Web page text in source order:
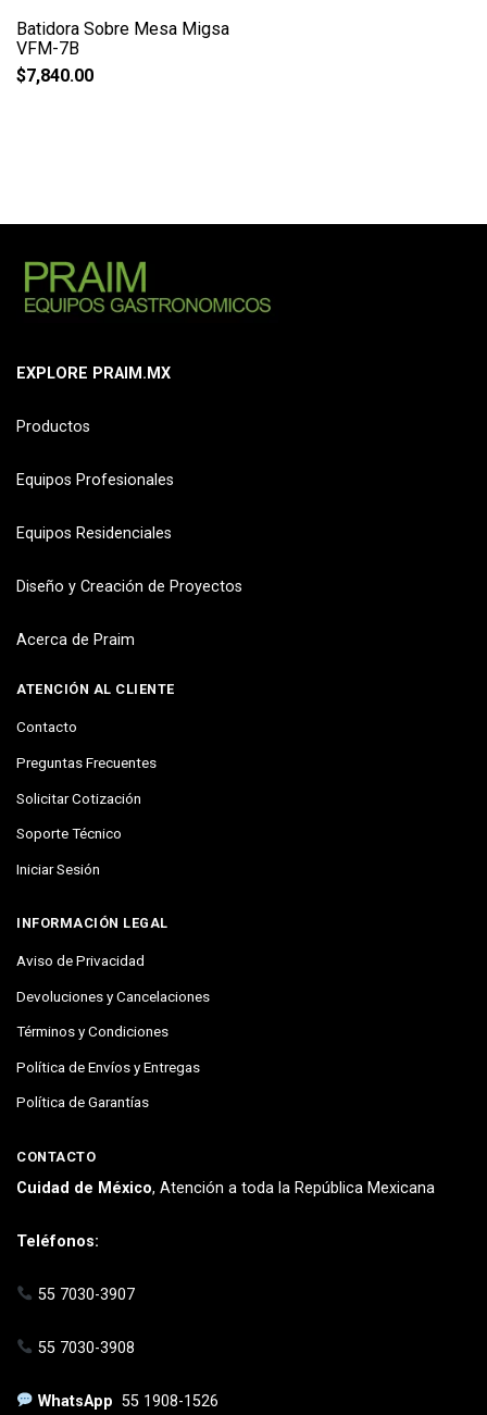
Batidora Sobre Mesa Migsa
VFM-7B
$7,840.00
EXPLORE PRAIM.MX
Productos
Equipos Profesionales
Equipos Residenciales
Diseño y Creación de Proyectos
Acerca de Praim
ATENCIÓN AL CLIENTE
Contacto
Preguntas Frecuentes
Solicitar Cotización
Soporte Técnico
Iniciar Sesión
INFORMACIÓN LEGAL
Aviso de Privacidad
Devoluciones y Cancelaciones
Términos y Condiciones
Política de Envíos y Entregas
Política de Garantías
CONTACTO
Cuidad de México, Atención a toda la República Mexicana
Teléfonos:
55 7030-3907
55 7030-3908
WhatsApp55 1908-1526